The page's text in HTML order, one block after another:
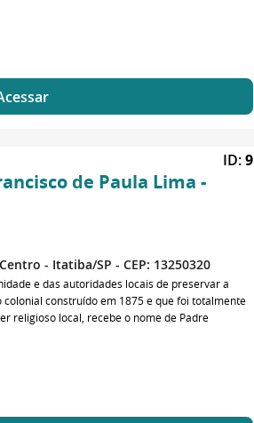
de Paula Lima -
ID:9
- Itatiba/SP - CEP: 13250320
e das autoridades locais de preservar a
construído em 1875 e que foi totalmente
religioso local, recebe o nome de Padre